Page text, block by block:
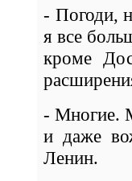
- Погоди,
я все
кроме
- Многие.
и даже
Ленин.